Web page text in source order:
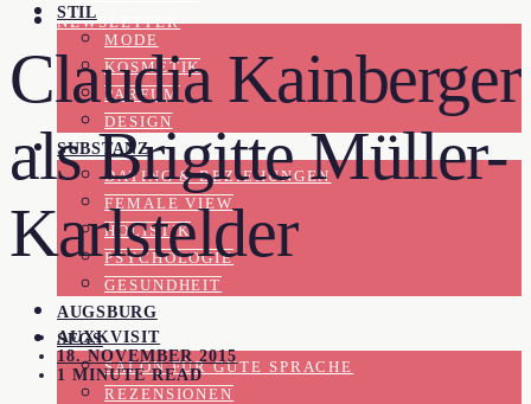
NEWSLETTER
STIL
MODE
KOSMETIK
PARFUM
DESIGN
SUBSTANZ
DATING & BEZIEHUNGEN
FEMALE VIEW
HOLISTIK
PSYCHOLOGIE
GESUNDHEIT
AUGSBURG
SFGS
SALON FÜR GUTE SPRACHE
REZENSIONEN
Claudia Kainberger
als Brigitte Müller-
Karlstelder
AUXKVISIT
18. NOVEMBER 2015
1 MINUTE READ